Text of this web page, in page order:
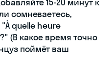
15-20 минут к
сомневаетесь,
quelle heure
(В какое время точно
поймёт ваш